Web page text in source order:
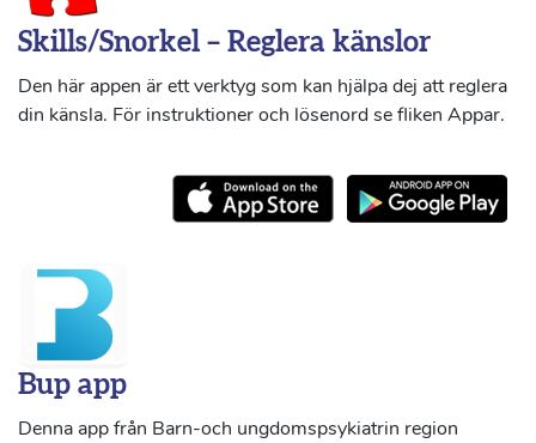
Skills/Snorkel – Reglera känslor
Den här appen är ett verktyg som kan hjälpa dej att reglera
din känsla. För instruktioner och lösenord se fliken Appar.
Bup app
Denna app från Barn-och ungdomspsykiatrin region